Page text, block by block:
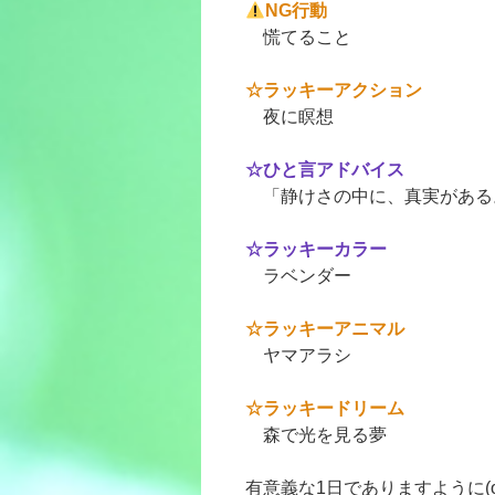
NG行動
慌てること
☆ラッキーアクション
夜に瞑想
☆ひと言アドバイス
「静けさの中に、真実がある
☆ラッキーカラー
ラベンダー
☆ラッキーアニマル
ヤマアラシ
☆ラッキードリーム
森で光を見る夢
有意義な1日でありますように